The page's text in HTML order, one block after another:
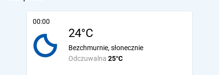
00:00
24°C
Odczuwalna 25°C
Bezchmurnie, słonecznie